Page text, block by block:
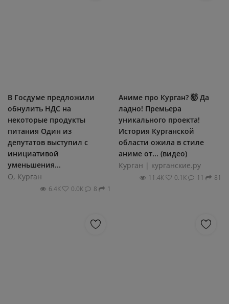
В Госдуме предложили
обнулить НДС на
некоторые продукты
питания Один из
депутатов выступил с
инициативой
уменьшения...
О, Курган
6.4К 0.0К 8 1
Аниме про Курган? 🤯 Да
ладно! Премьера
уникального проекта!
История Курганской
области ожила в стиле
аниме от... (видео)
Курган | курганские.ру
11.4К 0.1К 11 81